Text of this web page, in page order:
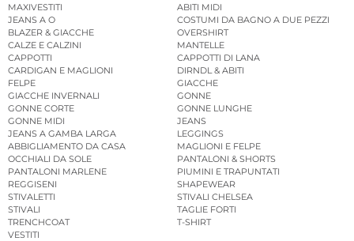
MAXIVESTITI
ABITI MIDI
JEANS A O
COSTUMI DA BAGNO A DUE PEZZI
BLAZER & GIACCHE
OVERSHIRT
CALZE E CALZINI
MANTELLE
CAPPOTTI
CAPPOTTI DI LANA
CARDIGAN E MAGLIONI
DIRNDL & ABITI
FELPE
GIACCHE
GIACCHE INVERNALI
GONNE
GONNE CORTE
GONNE LUNGHE
GONNE MIDI
JEANS
JEANS A GAMBA LARGA
LEGGINGS
ABBIGLIAMENTO DA CASA
MAGLIONI E FELPE
OCCHIALI DA SOLE
PANTALONI & SHORTS
PANTALONI MARLENE
PIUMINI E TRAPUNTATI
REGGISENI
SHAPEWEAR
STIVALETTI
STIVALI CHELSEA
STIVALI
TAGLIE FORTI
TRENCHCOAT
T-SHIRT
VESTITI